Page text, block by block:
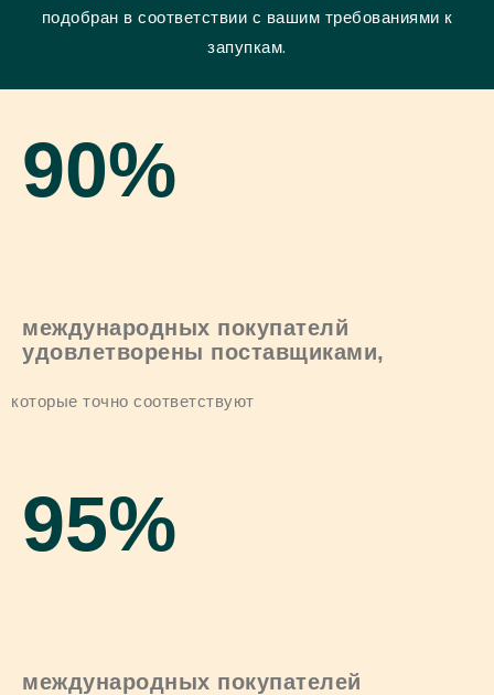
подобран в соответствии с вашим требованиями к
запупкам.
90%
международных покупателй
удовлетворены поставщиками,
которые точно соответствуют
95%
международных покупателей